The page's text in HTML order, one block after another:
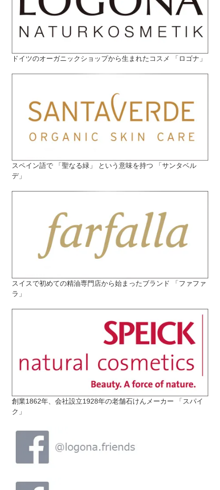
ドイツのオーガニックショップから生まれたコスメ 「ロゴナ」
スペイン語で 「聖なる緑」 という意味を持つ 「サンタベル
デ」
スイスで初めての精油専門店から始まったブランド 「ファファ
ラ」
創業1862年、会社設立1928年の老舗石けんメーカー 「スパイ
ク」